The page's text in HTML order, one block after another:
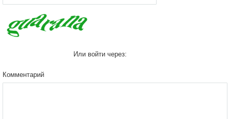
Или войти через:
Комментарий